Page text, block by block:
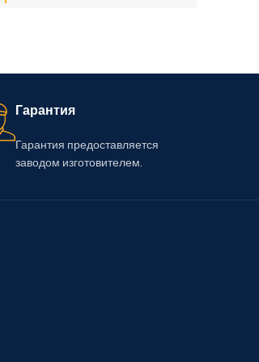
Гарантия
Гарантия предоставляется
заводом изготовителем.